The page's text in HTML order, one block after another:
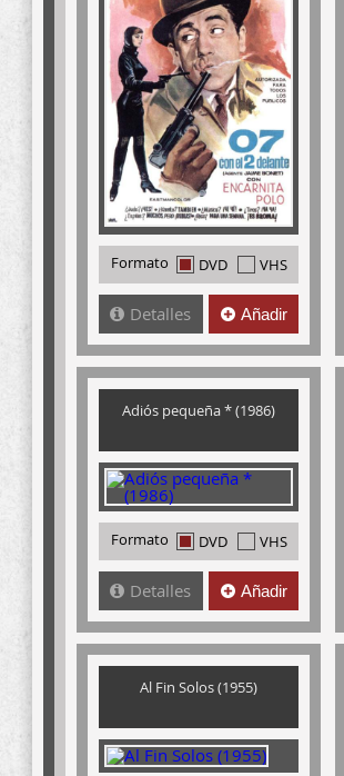
Formato DVD VHS
Detalles Añadir
Adiós pequeña * (1986)
Formato DVD VHS
Detalles Añadir
Al Fin Solos (1955)